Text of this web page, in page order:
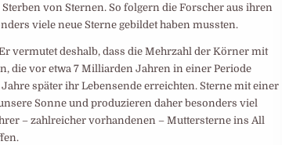
von Sternen. So folgern die Forscher aus ihren
viele neue Sterne gebildet haben mussten.
vermutet deshalb, dass die Mehrzahl der Körner mit
die vor etwa 7 Milliarden Jahren in einer Periode
später ihr Lebensende erreichten. Sterne mit einer
Sonne und produzieren daher besonders viel
– zahlreicher vorhandenen – Muttersterne ins All